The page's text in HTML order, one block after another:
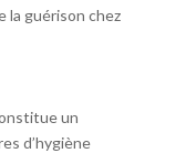
la guérison chez
un
d’hygiène